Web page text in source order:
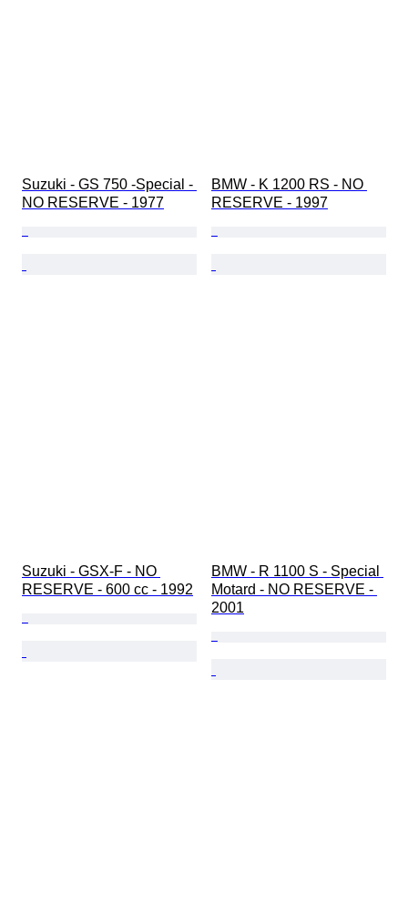
Suzuki - GS 750 -Special -
NO RESERVE - 1977
BMW - K 1200 RS - NO
RESERVE - 1997
Suzuki - GSX-F - NO
RESERVE - 600 cc - 1992
BMW - R 1100 S - Special
Motard - NO RESERVE -
2001